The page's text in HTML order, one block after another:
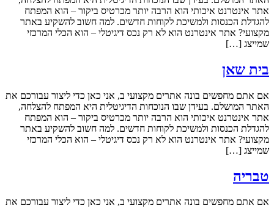
אתר אינטרנט איכותי הוא הרבה יותר מכרטיס ביקור – הוא המפתח
להגדלת הכנסות ולמשיכת לקוחות חדשים. למה חשוב להשקיע באתר
מקצועי? אתר אינטרנט הוא לא רק נכס דיגיטלי – הוא הכלי המרכזי
שמייצג […]
בית שאן
אם אתם מחפשים בונה אתרים מקצועי ב, אני כאן כדי ליצור עבורכם את
האתר המושלם. בעידן שבו הנוכחות הדיגיטלית היא המפתח להצלחה,
אתר אינטרנט איכותי הוא הרבה יותר מכרטיס ביקור – הוא המפתח
להגדלת הכנסות ולמשיכת לקוחות חדשים. למה חשוב להשקיע באתר
מקצועי? אתר אינטרנט הוא לא רק נכס דיגיטלי – הוא הכלי המרכזי
שמייצג […]
טבריה
אם אתם מחפשים בונה אתרים מקצועי ב, אני כאן כדי ליצור עבורכם את